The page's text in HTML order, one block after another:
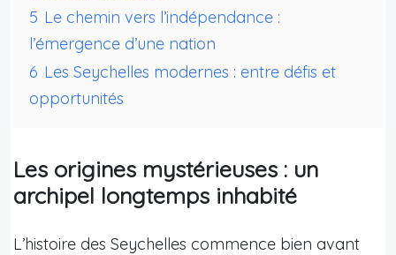
5 Le chemin vers l’indépendance :
l’émergence d’une nation
6 Les Seychelles modernes : entre défis et
opportunités
Les origines mystérieuses : un
archipel longtemps inhabité
L’histoire des Seychelles commence bien avant